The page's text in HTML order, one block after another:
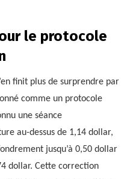
le protocole
finit plus de surprendre par
comme un protocole
une séance
au-dessus de 1,14 dollar,
jusqu’à 0,50 dollar
dollar. Cette correction